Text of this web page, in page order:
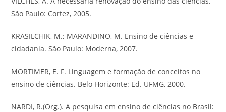
São Paulo: Cortez, 2005.
KRASILCHIK, M.; MARANDINO, M. Ensino de ciências e
cidadania. São Paulo: Moderna, 2007.
MORTIMER, E. F. Linguagem e formação de conceitos no
ensino de ciências. Belo Horizonte: Ed. UFMG, 2000.
NARDI, R.(Org.). A pesquisa em ensino de ciências no Brasil: